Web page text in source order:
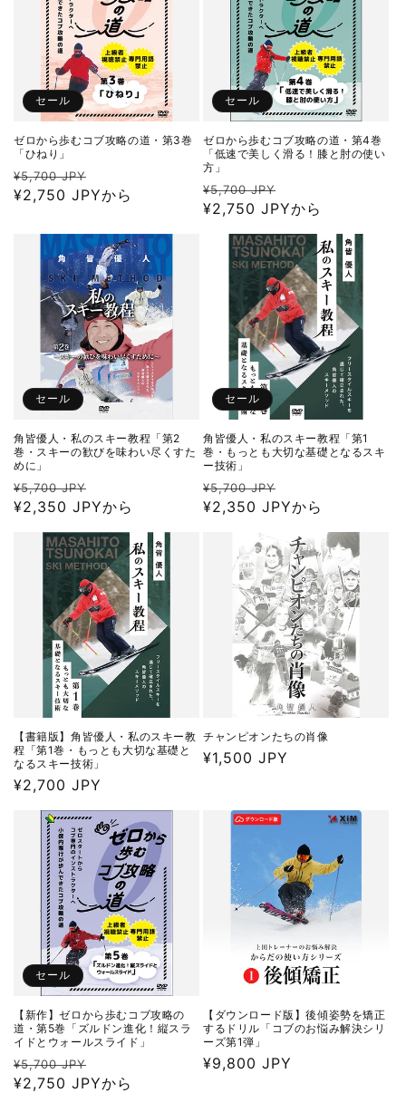
セール
ゼロから歩むコブ攻略の道・第3巻
「ひねり」
通
常
¥5,700 JPY
ー
価
格
¥2,750 JPYから
セール
ゼロから歩むコブ攻略の道・第4巻
「低速で美しく滑る！膝と肘の使い
方」
通
常
¥5,700 JPY
ー
価
格
¥2,750 JPYから
セール
角皆優人・私のスキー教程「第2
巻・スキーの歓びを味わい尽くすた
めに」
通
常
¥5,700 JPY
ー
価
格
¥2,350 JPYから
セール
角皆優人・私のスキー教程「第1
巻・もっとも大切な基礎となるスキ
ー技術」
通
常
¥5,700 JPY
ー
価
格
¥2,350 JPYから
【書籍版】角皆優人・私のスキー教
程「第1巻・もっとも大切な基礎と
なるスキー技術」
通
¥2,700 JPY
チャンピオンたちの肖像
通
¥1,500 JPY
セール
【新作】ゼロから歩むコブ攻略の
道・第5巻「ズルドン進化！縦スラ
イドとウォールスライド」
通
常
¥5,700 JPY
ー
¥2,750 JPYから
【ダウンロード版】後傾姿勢を矯正
するドリル「コブのお悩み解決シリ
ーズ第1弾」
通
¥9,800 JPY